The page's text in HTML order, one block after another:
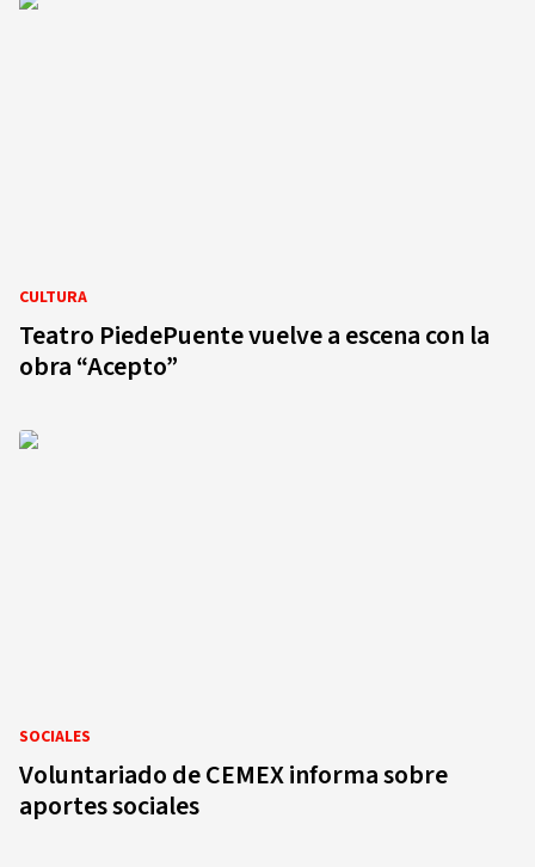
CULTURA
Teatro PiedePuente vuelve a escena con la
obra “Acepto”
SOCIALES
Voluntariado de CEMEX informa sobre
aportes sociales